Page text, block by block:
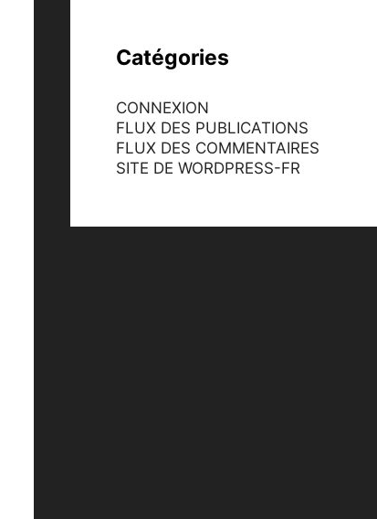
Catégories
CONNEXION
FLUX DES PUBLICATIONS
FLUX DES COMMENTAIRES
SITE DE WORDPRESS-FR